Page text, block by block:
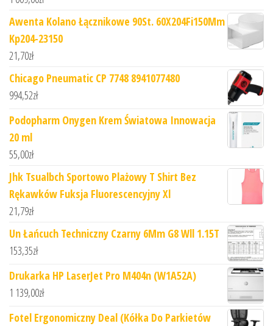
Awenta Kolano Łącznikowe 90St. 60X204Fi150Mm
Kp204-23150
21,70zł
Chicago Pneumatic CP 7748 8941077480
994,52zł
Podopharm Onygen Krem Światowa Innowacja
20 ml
55,00zł
Jhk Tsualbch Sportowo Plażowy T Shirt Bez
Rękawków Fuksja Fluorescencyjny Xl
21,79zł
Un Łańcuch Techniczny Czarny 6Mm G8 Wll 1.15T
153,35zł
Drukarka HP LaserJet Pro M404n (W1A52A)
1 139,00zł
Fotel Ergonomiczny Deal (Kółka Do Parkietów